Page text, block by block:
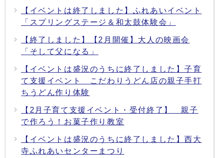
【イベントは終了しました】ふれあいイベント
「スプリングステージ＆和太鼓体験会」
【終了しました】【2月開催】大人の映画会
「そして父になる」
【イベントは盛況のうちに終了しました】子育
て支援イベント こだわりうどん店の親子手打
ちうどん作り体験
【2月子育て支援イベント・受付終了】 親子
で作ろう！お菓子作り教室
【イベントは盛況のうちに終了しました】西大
寺ふれあいセンターまつり